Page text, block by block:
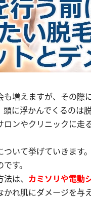
も増えますが、その
に浮かんでくるのは
ンやクリニックに走る
ついて挙げていきます
す。
は、 カミソリや電動
れ肌にダメージを与え